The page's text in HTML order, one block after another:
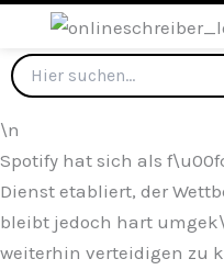
\n
Spotify hat sich als
Dienst etabliert, der
bleibt jedoch hart
weiterhin verteidigen zu